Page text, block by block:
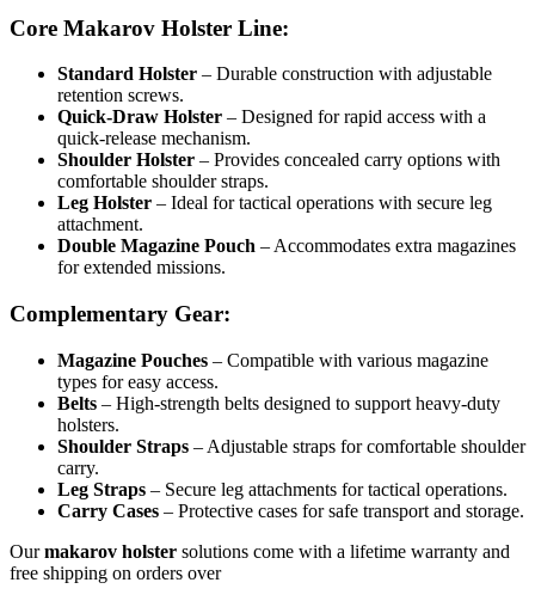
Core Makarov Holster Line:
Standard Holster – Durable construction with adjustable
retention screws.
Quick-Draw Holster – Designed for rapid access with a
quick-release mechanism.
Shoulder Holster – Provides concealed carry options with
comfortable shoulder straps.
Leg Holster – Ideal for tactical operations with secure leg
attachment.
Double Magazine Pouch – Accommodates extra magazines
for extended missions.
Complementary Gear:
Magazine Pouches – Compatible with various magazine
types for easy access.
Belts – High-strength belts designed to support heavy-duty
holsters.
Shoulder Straps – Adjustable straps for comfortable shoulder
carry.
Leg Straps – Secure leg attachments for tactical operations.
Carry Cases – Protective cases for safe transport and storage.
Ourmakarov holster solutions come with a lifetime warranty and
free shipping on orders over